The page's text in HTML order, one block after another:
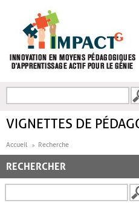
FORMULAIRE DE
VIGNETTES DE
Accueil Recherche
RECHERCHER